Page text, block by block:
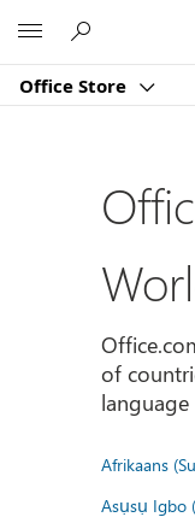
Office Store
of
Afrikaans
Asụsụ Igbo